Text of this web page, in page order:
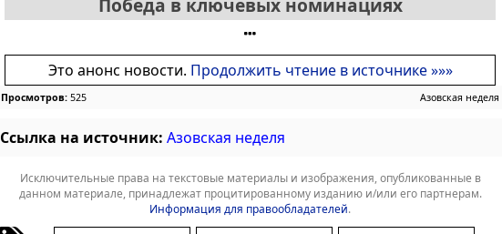
Победа в ключевых номинациях
Это анонс новости. Продолжить чтение в источнике »»»
Просмотров: 525 Азовская неделя
Ссылка на источник: Азовская неделя
Исключительные права на текстовые материалы и изображения, опубликованные в
данном материале, принадлежат процитированному изданию и/или его партнерам.
Информация для правообладателей.